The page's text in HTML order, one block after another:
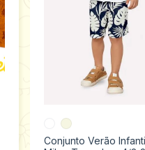
Conjunto Verão